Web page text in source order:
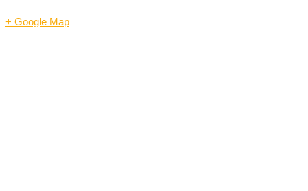
+ Google Map